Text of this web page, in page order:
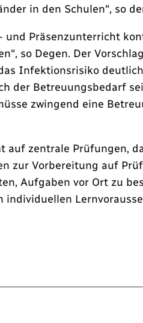
in den Schulen“, so
Präsenzunterricht
so Degen. Der
Infektionsrisiko
der Betreuungsbedarf
zwingend eine
zentrale Prüfungen,
Vorbereitung auf
Aufgaben vor Ort zu